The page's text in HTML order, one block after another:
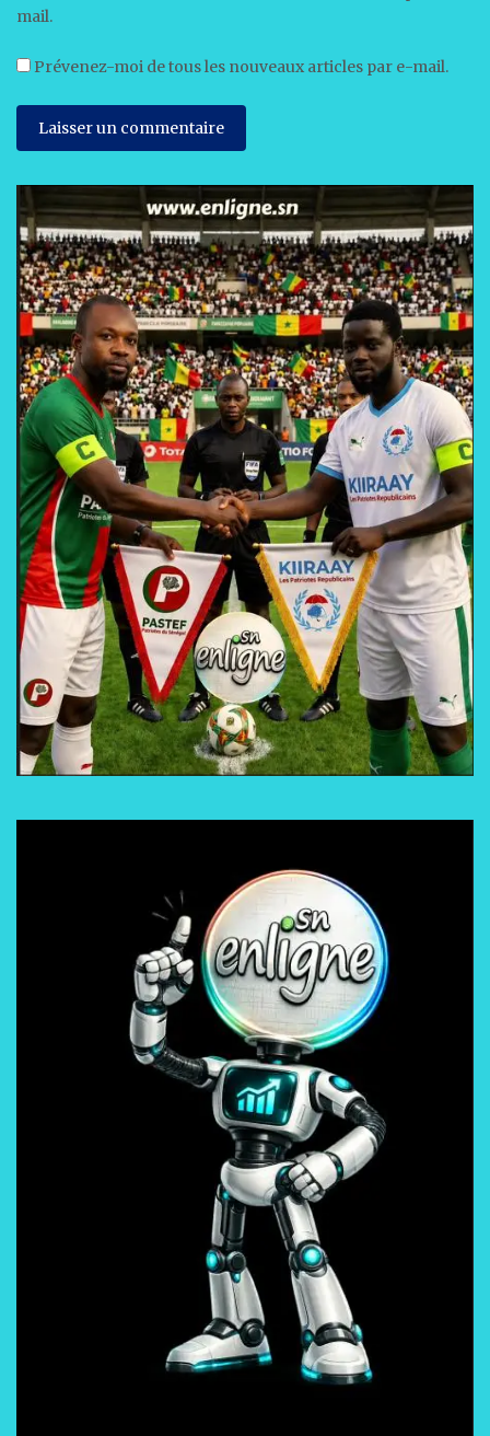
mail.
Prévenez-moi de tous les nouveaux articles par e-mail.